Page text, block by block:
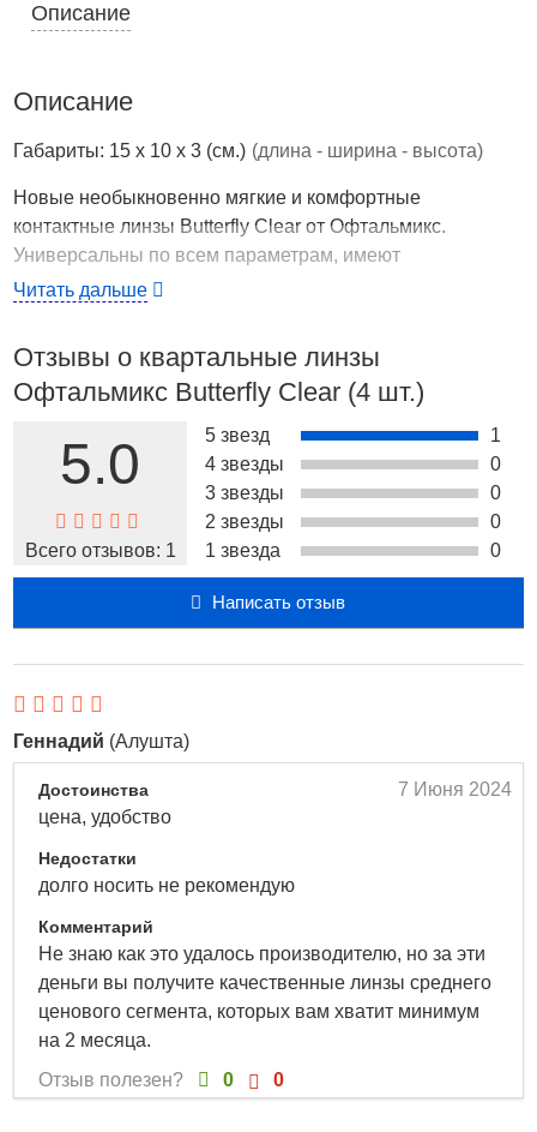
Описание
Описание
Габариты: 15 x 10 x 3 (см.) (длина - ширина - высота)
Новые необыкновенно мягкие и комфортные
контактные линзы Butterfly Clear от Офтальмикс.
Универсальны по всем параметрам, имеют
расширенные характеристики – всё это в сочетании с
удобны в обращении и при носке. Режим ношения:
плановой замены Срок замены: 3 месяца Метод
дезинфекции: химический, пероксидный Упаковка: 2
линзы Материал: 2-hema Диаметр: 14.2 Толщина в
центре: 0,06 Влагосодержание: 42 % Dk/t: 15,8
Страна производства
Новые необыкновенно мягкие и комфортные
контактные линзы Butterfly Clear от Офтальмикс.
Универсальны по всем параметрам, имеют
расширенные характеристики – всё это в сочетании с
Ваших глаз. Вы несомненно почувствуете насколько они
удобны в обращении и при носке.
Режим ношения: плановой замены
Срок замены: 3 месяца
Метод дезинфекции: химический, пероксидный
Упаковка: 4 линзы
Материал: 2-hema
Диаметр: 14.2
Толщина в центре: 0,06
Влагосодержание: 42 %
Dk/t: 15,8
Описание квартальные линзы Офтальмикс
Читать дальше
Отзывы о квартальные линзы
Офтальмикс Butterfly Clear (4 шт.)
5.0
Всего отзывов: 1
5 звезд
1
4 звезды
0
3 звезды
0
2 звезды
0
1 звезда
0
Написать отзыв
Геннадий (Алушта)
7 Июня 2024
Достоинства
цена, удобство
Недостатки
долго носить не рекомендую
Комментарий
Не знаю как это удалось производителю, но за эти
деньги вы получите качественные линзы среднего
ценового сегмента, которых вам хватит минимум
на 2 месяца.
Отзыв полезен?
0 0